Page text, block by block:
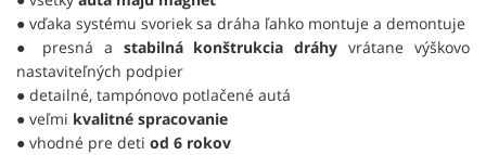
● vďaka systému svoriek sa dráha ľahko montuje a demontuje
● presná a stabilná konštrukcia dráhy vrátane výškovo
nastaviteľných podpier
● detailné, tampónovo potlačené autá
● veľmi kvalitné spracovanie
● vhodné pre deti od 6 rokov